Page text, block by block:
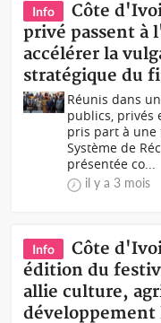
Info
Côte
privé passent à
accélérer la
stratégique du
Réunis dans
publics, privés
pris part à une
Système de
présentée co...
il y a 3 mois
Info
Côte
édition du
allie culture,
développement